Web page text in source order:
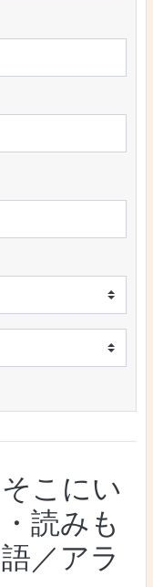
こにい
読みも
／アラ